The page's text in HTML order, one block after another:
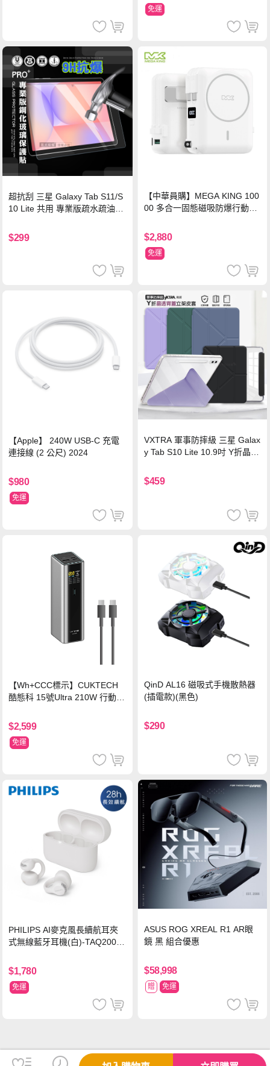
免運
超抗刮 三星 Galaxy Tab S11/S
10 Lite 共用 專業版疏水疏油9H
$299
【中華員購】MEGA KING 100
00 多合一固態磁吸防爆行動電
$2,880
免運
【Apple】 240W USB-C 充電
連接線 (2 公尺) 2024
$980
免運
VXTRA 軍事防摔級 三星 Galax
y Tab S10 Lite 10.9吋 Y折晶透
$459
【Wh+CCC標示】CUKTECH
酷態科 15號Ultra 210W 行動電
$2,599
免運
QinD AL16 磁吸式手機散熱器
(插電款)(黑色)
$290
PHILIPS AI麥克風長續航耳夾
式無線藍牙耳機(白)-TAQ2000
$1,780
免運
ASUS ROG XREAL R1 AR眼
鏡 黑 組合優惠
$58,998
贈 免運